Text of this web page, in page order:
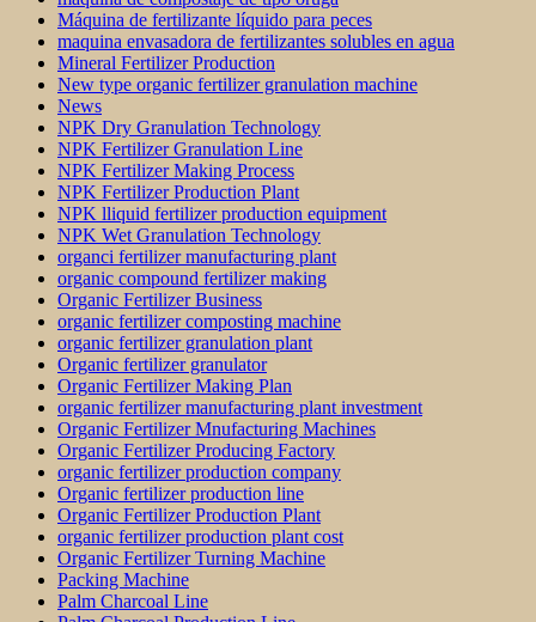
Máquina de fertilizante líquido para peces
maquina envasadora de fertilizantes solubles en agua
Mineral Fertilizer Production
New type organic fertilizer granulation machine
News
NPK Dry Granulation Technology
NPK Fertilizer Granulation Line
NPK Fertilizer Making Process
NPK Fertilizer Production Plant
NPK lliquid fertilizer production equipment
NPK Wet Granulation Technology
organci fertilizer manufacturing plant
organic compound fertilizer making
Organic Fertilizer Business
organic fertilizer composting machine
organic fertilizer granulation plant
Organic fertilizer granulator
Organic Fertilizer Making Plan
organic fertilizer manufacturing plant investment
Organic Fertilizer Mnufacturing Machines
Organic Fertilizer Producing Factory
organic fertilizer production company
Organic fertilizer production line
Organic Fertilizer Production Plant
organic fertilizer production plant cost
Organic Fertilizer Turning Machine
Packing Machine
Palm Charcoal Line